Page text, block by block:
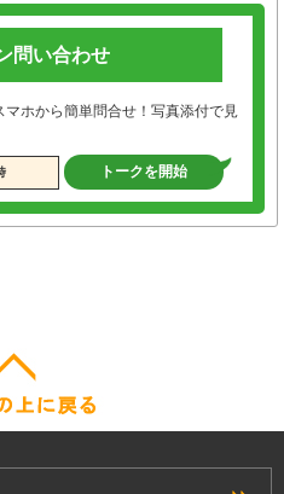
問い合わせ
マホから簡単問合せ！写真添付で見
トークを開始